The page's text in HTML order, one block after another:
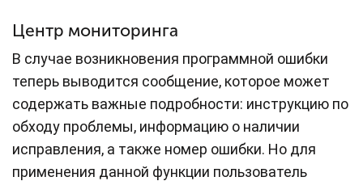
Центр мониторинга
В случае возникновения программной ошибки
теперь выводится сообщение, которое может
содержать важные подробности: инструкцию по
обходу проблемы, информацию о наличии
исправления, а также номер ошибки. Но для
применения данной функции пользователь